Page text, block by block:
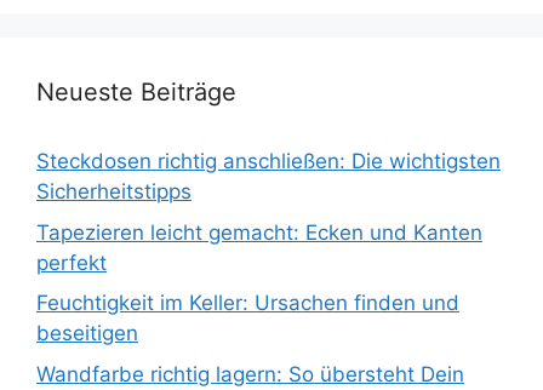
Neueste Beiträge
Steckdosen richtig anschließen: Die wichtigsten
Sicherheitstipps
Tapezieren leicht gemacht: Ecken und Kanten
perfekt
Feuchtigkeit im Keller: Ursachen finden und
beseitigen
Wandfarbe richtig lagern: So übersteht Dein